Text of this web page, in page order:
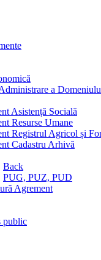
a
Asistență Socială
Resurse Umane
Registrul Agricol și
Cadastru Arhivă
Back
PUG, PUZ, PUD
Agrement
public